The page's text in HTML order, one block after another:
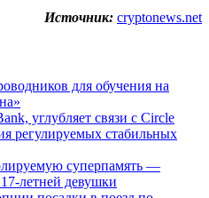
Источник: cryptonews.net
для обучения на
углубляет связи с Circle
регулируемых стабильных
суперпамять —
летней девушки